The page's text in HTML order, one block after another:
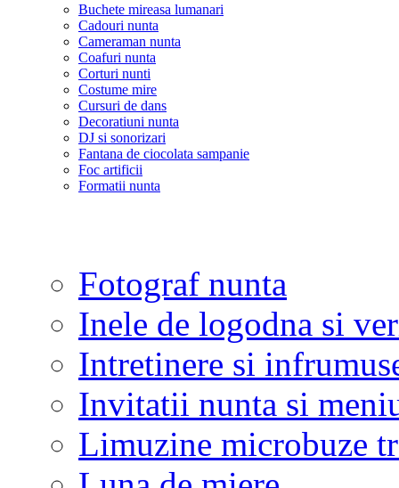
Buchete mireasa lumanari
Cadouri nunta
Cameraman nunta
Coafuri nunta
Corturi nunti
Costume mire
Cursuri de dans
Decoratiuni nunta
DJ si sonorizari
Fantana de ciocolata sampanie
Foc artificii
Formatii nunta
Fotograf nunta
Inele de logodna si
Intretinere si
Invitatii nunta si
Limuzine microbuze